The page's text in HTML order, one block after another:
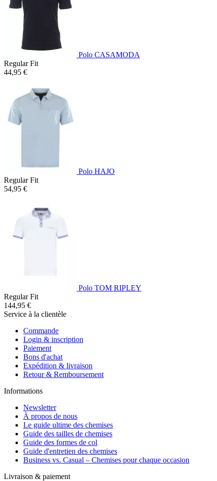
Polo CASAMODA
Regular Fit
44,95 €
Polo HAJO
Regular Fit
54,95 €
Polo TOM RIPLEY
Regular Fit
144,95 €
Service à la clientèle
Commande
Login & inscription
Paiement
Bons d'achat
Expédition & livraison
Retour & Remboursement
Informations
Newsletter
À propos de nous
Le guide ultime des chemises
Guide des tailles de chemises
Guide des formes de col
Guide d'entretien des chemises
Business vs. Casual – Chemises pour chaque occasion
Livraison & paiement